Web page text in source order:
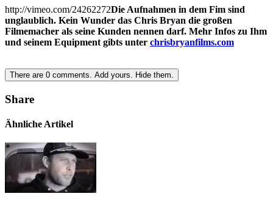
http://vimeo.com/24262272Die Aufnahmen in dem Fim sind
unglaublich. Kein Wunder das Chris Bryan die großen
Filmemacher als seine Kunden nennen darf. Mehr Infos zu Ihm
und seinem Equipment gibts unter chrisbryanfilms.com
There are 0 comments. Add yours. Hide them.
Share
Ähnliche Artikel